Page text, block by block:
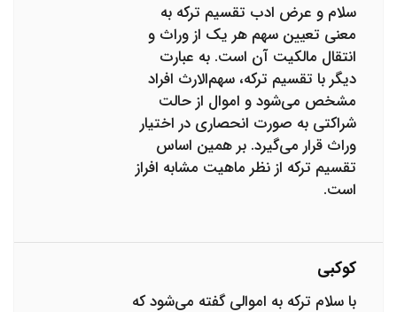
سلام و عرض ادب تقسیم ترکه به
معنی تعیین سهم هر یک از وراث و
انتقال مالکیت آن است. به عبارت
دیگر با تقسیم ترکه، سهم‌الارث افراد
مشخص می‌شود و اموال از حالت
شراکتی به صورت انحصاری در اختیار
وراث قرار می‌‌گیرد. بر همین اساس
تقسیم ترکه از نظر ماهیت مشابه افراز
است.
کوکبی
با سلام ترکه به اموالی گفته می‌شود که